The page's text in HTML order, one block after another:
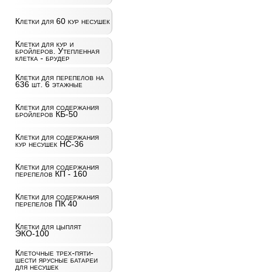
Клетки для 60 кур несушек
Клетки для кур и
бройлеров. Утепленная
клетка - брудер
Клетки для перепелов на
636 шт. 6 этажные
Клетки для содержания
бройлеров КБ-50
Клетки для содержания
кур несушек НС-36
Клетки для содержания
перепелов КП - 160
Клетки для содержания
перепелов ПК 40
Клетки для цыплят
ЭКО-100
Клеточные трех-пяти-
шести ярусные батареи
для несушек